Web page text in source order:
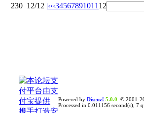
230 12/12 |‹‹‹34567891011 12
Powered by Discuz! 5.0.0 © 2001-
Processed in 0.011156 second(s), 7